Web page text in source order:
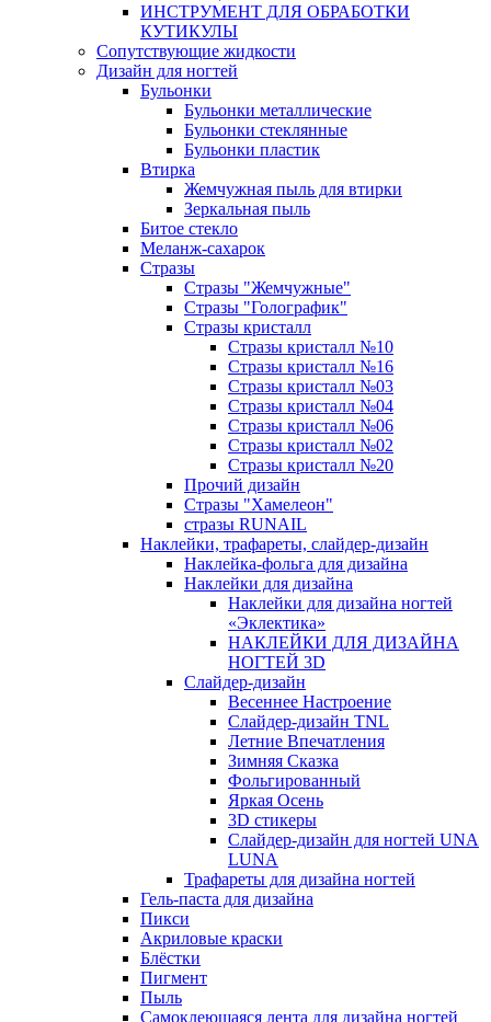
ИНСТРУМЕНТ ДЛЯ ОБРАБОТКИ
КУТИКУЛЫ
Сопутствующие жидкости
Дизайн для ногтей
Бульонки
Бульонки металлические
Бульонки стеклянные
Бульонки пластик
Втирка
Жемчужная пыль для втирки
Зеркальная пыль
Битое стекло
Меланж-сахарок
Стразы
Стразы "Жемчужные"
Стразы "Голографик"
Стразы кристалл
Стразы кристалл №10
Стразы кристалл №16
Стразы кристалл №03
Стразы кристалл №04
Стразы кристалл №06
Стразы кристалл №02
Стразы кристалл №20
Прочий дизайн
Стразы "Хамелеон"
стразы RUNAIL
Наклейки, трафареты, слайдер-дизайн
Наклейка-фольга для дизайна
Наклейки для дизайна
Наклейки для дизайна ногтей
«Эклектика»
НАКЛЕЙКИ ДЛЯ ДИЗАЙНА
НОГТЕЙ 3D
Слайдер-дизайн
Весеннее Настроение
Слайдер-дизайн TNL
Летние Впечатления
Зимняя Сказка
Фольгированный
Яркая Осень
3D стикеры
Слайдер-дизайн для ногтей UNA
LUNA
Трафареты для дизайна ногтей
Гель-паста для дизайна
Пикси
Акриловые краски
Блёстки
Пигмент
Пыль
Самоклеющаяся лента для дизайна ногтей